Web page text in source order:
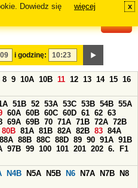
Dowiedz się
więcej x
i godzinę:
8 9 10A 10B 11 12 13 14 15 16
51B 52 53A 53C 53B 54B 55A
60A 60B 60C 60D 61 62 63
69A 69B 70 71A 71B 72A 72B
80B 81A 81B 82A 82B 83 84A
88A 88B 88C 88D 89 90 91A 91B
97B 99 100 101 201 202 6.
F1
N4B N5A N5B N6 N7A N7B
N8